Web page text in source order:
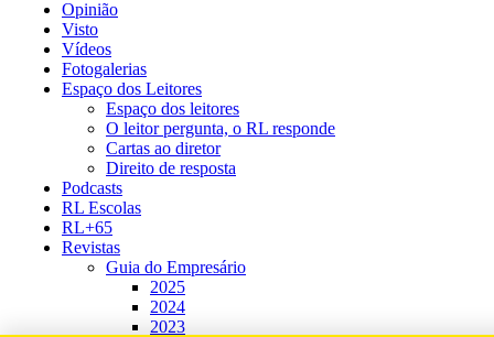
Opinião
Visto
Vídeos
Fotogalerias
Espaço dos Leitores
Espaço dos leitores
O leitor pergunta, o RL responde
Cartas ao diretor
Direito de resposta
Podcasts
RL Escolas
RL+65
Revistas
Guia do Empresário
2025
2024
2023